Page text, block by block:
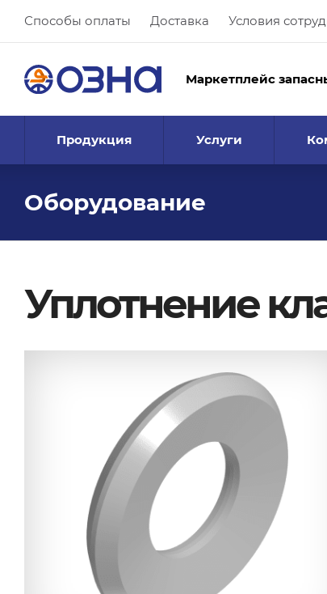
Способы оплаты Доставка Условия
Маркетплейс
Продукция Услуги
Оборудование
Уплотнение